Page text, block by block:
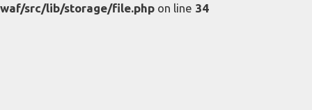
waf/src/lib/storage/file.php on line 34